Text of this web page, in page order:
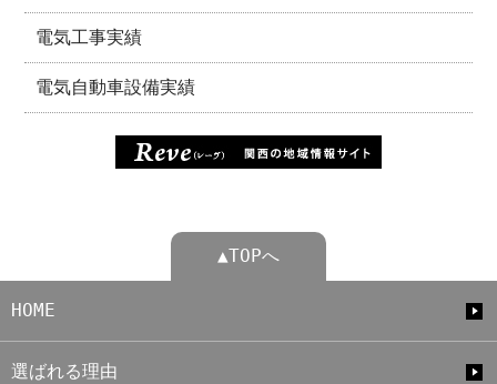
電気工事実績
電気自動車設備実績
▲TOPへ
HOME
選ばれる理由